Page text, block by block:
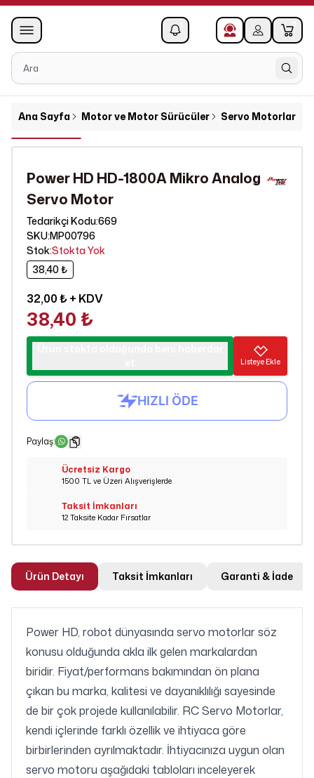
0
Ana Sayfa Motor ve Motor Sürücüler Servo Motorlar
Power HD HD-1800A Mikro Analog
Servo Motor
Tedarikçi Kodu:669
SKU:MP00796
Stok:Stokta Yok
38,40 ₺
32,00 ₺+ KDV
38,40 ₺
Listeye Ekle
Paylaş:
Ücretsiz Kargo
1500 TL ve Üzeri Alışverişlerde
Taksit İmkanları
12 Taksite Kadar Fırsatlar
Ürün Detayı Taksit İmkanları Garanti & İade
Power HD, robot dünyasında servo motorlar söz
konusu olduğunda akla ilk gelen markalardan
biridir. Fiyat/performans bakımından ön plana
çıkan bu marka, kalitesi ve dayanıklılığı sayesinde
de bir çok projede kullanılabilir. RC Servo Motorlar,
kendi içlerinde farklı özellik ve ihtiyaca göre
birbirlerinden ayrılmaktadır. İhtiyacınıza uygun olan
servo motoru aşağıdaki tabloları inceleyerek